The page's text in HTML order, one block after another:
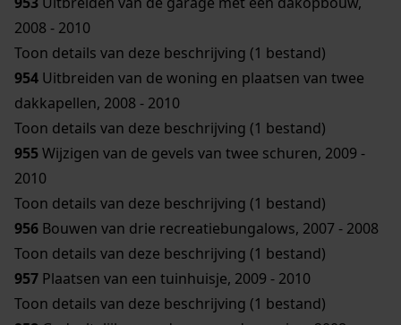
2008 - 2010
Toon details van deze beschrijving (1 bestand)
954 Uitbreiden van de woning en plaatsen van twee
dakkapellen, 2008 - 2010
Toon details van deze beschrijving (1 bestand)
955Wijzigen van de gevels van twee schuren, 2009 -
2010
Toon details van deze beschrijving (1 bestand)
956 Bouwen van drie recreatiebungalows, 2007 - 2008
Toon details van deze beschrijving (1 bestand)
957 Plaatsen van een tuinhuisje, 2009 - 2010
Toon details van deze beschrijving (1 bestand)